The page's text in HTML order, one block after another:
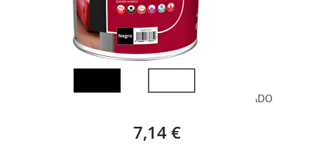
PYMA ESPROTEC CLASSIC SINTÉTICO SATINADO
7,14 €